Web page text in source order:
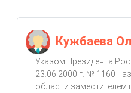
Кужбаева
Указом Президента
23.06.2000 г. № 1160
области заместителем